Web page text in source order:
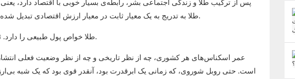
طلا به تدریج به یک معیار ثابت در معیار ارزش اقتصادی تبدیل شده است که انسان‌ها برای سنجش سایر کالاها از آن استفاده می‌کنند.
۲. طلا خواص پول طبیعی را دارد. ثبات ابدی طلا، آن را به بهترین ماده اولیه برای پول تبدیل می‌کند.
است. حتی روبل شوروی، که زمانی یک ابرقدرت بود، آنقدر قوی بود که یک شبه